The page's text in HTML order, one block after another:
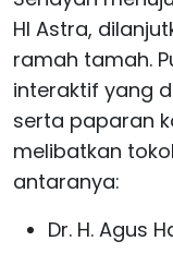
HI Astra,
ramah tamah.
interaktif yang
serta paparan
melibatkan
antaranya:
Dr. H. Agus